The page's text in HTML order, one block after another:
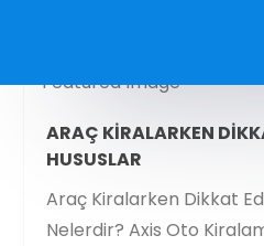
ARAÇ KIRALARKEN
HUSUSLAR
Araç Kiralarken Dikkat
Nelerdir? Axis Oto